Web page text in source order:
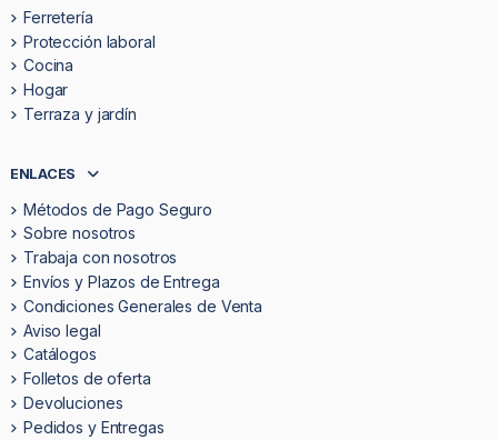
Ferretería
Protección laboral
Cocina
Hogar
Terraza y jardín
ENLACES
Métodos de Pago Seguro
Sobre nosotros
Trabaja con nosotros
Envíos y Plazos de Entrega
Condiciones Generales de Venta
Aviso legal
Catálogos
Folletos de oferta
Devoluciones
Pedidos y Entregas